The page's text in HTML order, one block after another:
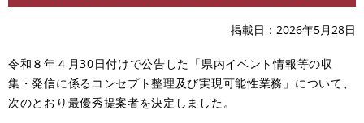
掲載日 2026年5月28日
令和８年４月30日付けで公告した「県内イベント情報等の収
集・発信に係るコンセプト整理及び実現可能性業務」について、
次のとおり最優秀提案者を決定しました。